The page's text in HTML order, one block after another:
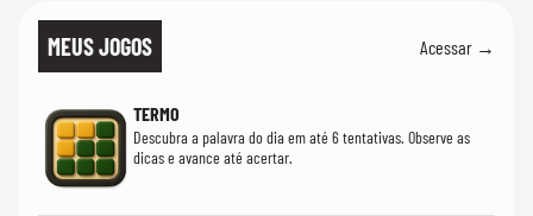
MEUS JOGOS Acessar →
TERMO
Descubra a palavra do dia em até 6 tentativas. Observe as
dicas e avance até acertar.